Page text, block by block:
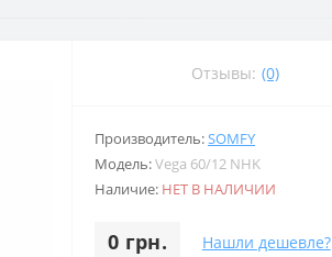
Отзывы: (0)
Производитель:SOMFY
Модель:Vega 60/12 NHK
Наличие: НЕТ В НАЛИЧИИ
0 грн. Нашли дешевле?